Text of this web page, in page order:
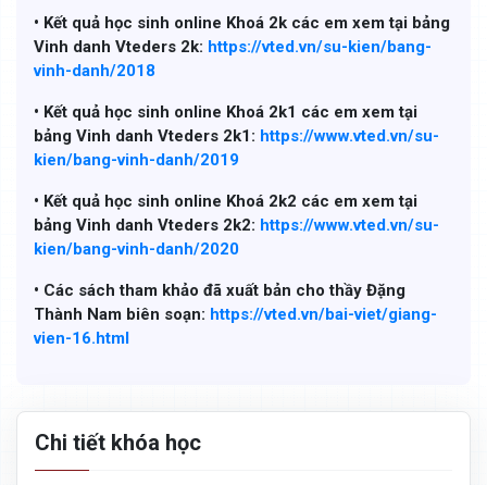
• Kết quả học sinh online Khoá 2k các em xem tại bảng
Vinh danh Vteders 2k: https://vted.vn/su-kien/bang-
vinh-danh/2018
• Kết quả học sinh online Khoá 2k1 các em xem tại
bảng Vinh danh Vteders 2k1: https://www.vted.vn/su-
kien/bang-vinh-danh/2019
• Kết quả học sinh online Khoá 2k2 các em xem tại
bảng Vinh danh Vteders 2k2: https://www.vted.vn/su-
kien/bang-vinh-danh/2020
• Các sách tham khảo đã xuất bản cho thầy Đặng
Thành Nam biên soạn: https://vted.vn/bai-viet/giang-
vien-16.html
Chi tiết khóa học